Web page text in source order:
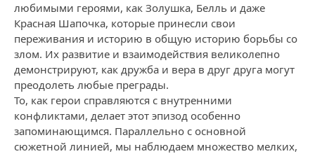
любимыми героями, как Золушка, Белль и даже
Красная Шапочка, которые принесли свои
переживания и историю в общую историю борьбы со
злом. Их развитие и взаимодействия великолепно
демонстрируют, как дружба и вера в друг друга могут
преодолеть любые преграды.
То, как герои справляются с внутренними
конфликтами, делает этот эпизод особенно
запоминающимся. Параллельно с основной
сюжетной линией, мы наблюдаем множество мелких,